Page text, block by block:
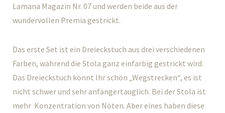
Lamana Magazin Nr. 07 und werden beide aus der
wundervollen Premia gestrickt.
Das erste Set ist ein Dreieckstuch aus drei verschiedenen
Farben, während die Stola ganz einfarbig gestrickt wird.
Das Dreieckstuch könnt Ihr schön „Wegstrecken“, es ist
nicht schwer und sehr anfängertauglich. Bei der Stola ist
mehr Konzentration von Nöten. Aber eines haben diese